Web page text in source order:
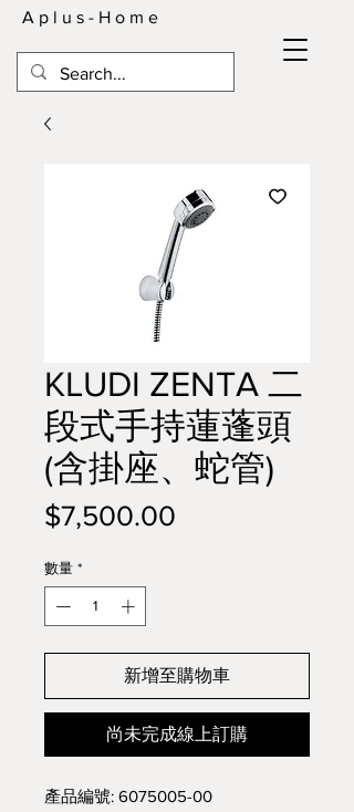
A p l u s - H o m e
KLUDI ZENTA 二
段式手持蓮蓬頭
(含掛座、蛇管)
$7,500.00
數量 *
新增至購物車
尚未完成線上訂購
產品編號: 6075005-00